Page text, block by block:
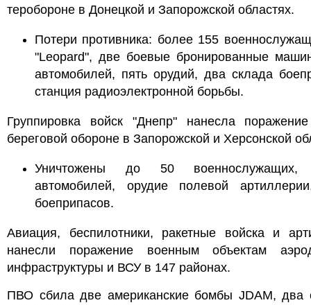
теробороне в Донецкой и Запорожской областях.
Потери противника: более 155
"Leopard", две боевые бронированные
автомобилей, пять орудий, два склада
станция радиоэлектронной борьбы.
Группировка войск "Днепр" нанесла
береговой обороне в Запорожской и Херсонской
Уничтожены до 50 военнослужащих,
автомобилей, орудие полевой
боеприпасов.
Авиация, беспилотники, ракетные войска и
нанесли поражение военным объектам
инфраструктуры и ВСУ в 147 районах.
ПВО сбила две американские бомбы JDAM, два